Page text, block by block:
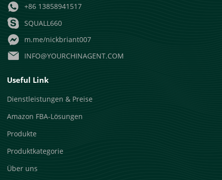
+86 13858941517
SQUALL660
m.me/nickbriant007
INFO@YOURCHINAGENT.COM
Useful Link
Dienstleistungen & Preise
Amazon FBA-Lösungen
Produkte
Produktkategorie
Über uns